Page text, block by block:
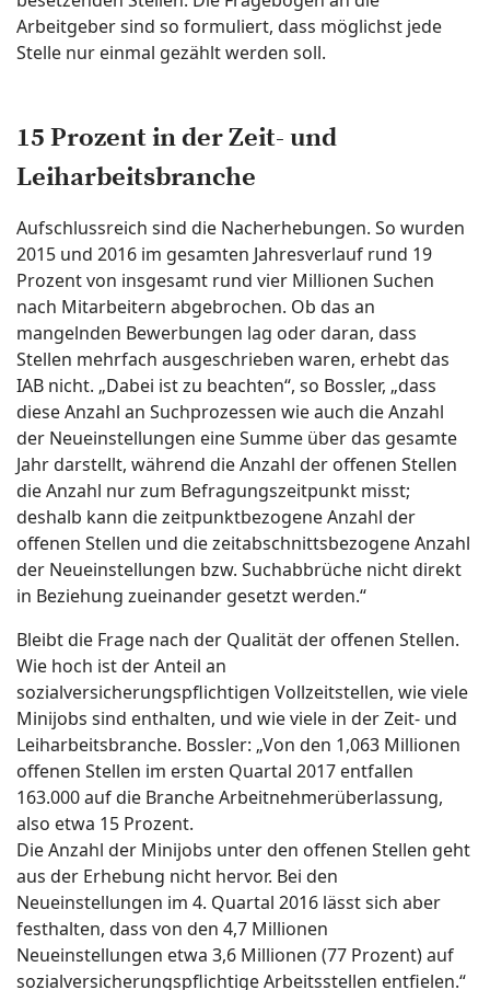
Arbeitgeber sind so formuliert, dass möglichst jede
Stelle nur einmal gezählt werden soll.
15 Prozent in der Zeit- und
Leiharbeitsbranche
Aufschlussreich sind die Nacherhebungen. So wurden
2015 und 2016 im gesamten Jahresverlauf rund 19
Prozent von insgesamt rund vier Millionen Suchen
nach Mitarbeitern abgebrochen. Ob das an
mangelnden Bewerbungen lag oder daran, dass
Stellen mehrfach ausgeschrieben waren, erhebt das
IAB nicht. „Dabei ist zu beachten“, so Bossler, „dass
diese Anzahl an Suchprozessen wie auch die Anzahl
der Neueinstellungen eine Summe über das gesamte
Jahr darstellt, während die Anzahl der offenen Stellen
die Anzahl nur zum Befragungszeitpunkt misst;
deshalb kann die zeitpunktbezogene Anzahl der
offenen Stellen und die zeitabschnittsbezogene Anzahl
der Neueinstellungen bzw. Suchabbrüche nicht direkt
in Beziehung zueinander gesetzt werden.“
Bleibt die Frage nach der Qualität der offenen Stellen.
Wie hoch ist der Anteil an
sozialversicherungspflichtigen Vollzeitstellen, wie viele
Minijobs sind enthalten, und wie viele in der Zeit- und
Leiharbeitsbranche. Bossler: „Von den 1,063 Millionen
offenen Stellen im ersten Quartal 2017 entfallen
163.000 auf die Branche Arbeitnehmerüberlassung,
also etwa 15 Prozent.
Die Anzahl der Minijobs unter den offenen Stellen geht
aus der Erhebung nicht hervor. Bei den
Neueinstellungen im 4. Quartal 2016 lässt sich aber
festhalten, dass von den 4,7 Millionen
Neueinstellungen etwa 3,6 Millionen (77 Prozent) auf
sozialversicherungspflichtige Arbeitsstellen entfielen.“